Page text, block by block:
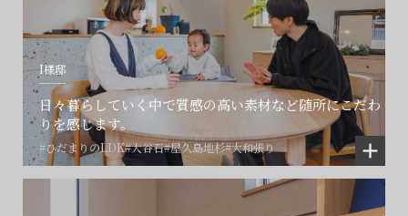
I様邸
日々暮らしていく中で質感の高い素材など随所にこだわ
りを感じます。
#ひだまりのLDK#大谷石#屋久島地杉#大和張り